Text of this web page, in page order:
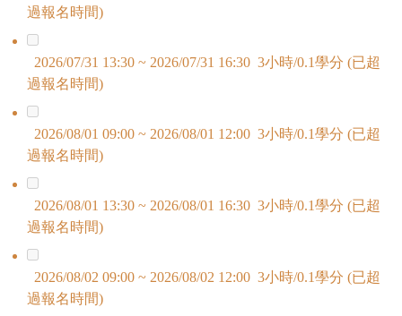
過報名時間)
2026/07/31 13:30 ~ 2026/07/31 16:30 3小時/0.1學分 (已超
過報名時間)
2026/08/01 09:00 ~ 2026/08/01 12:00 3小時/0.1學分 (已超
過報名時間)
2026/08/01 13:30 ~ 2026/08/01 16:30 3小時/0.1學分 (已超
過報名時間)
2026/08/02 09:00 ~ 2026/08/02 12:00 3小時/0.1學分 (已超
過報名時間)